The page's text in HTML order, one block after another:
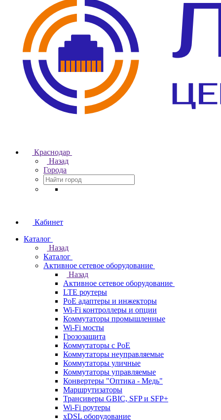
Краснодар
Назад
Города
Кабинет
Каталог
Назад
Каталог
Активное сетевое оборудование
Назад
Активное сетевое оборудование
LTE роутеры
PoE адаптеры и инжекторы
Wi-Fi контроллеры и опции
Коммутаторы промышленные
Wi-Fi мосты
Грозозащита
Коммутаторы c PoE
Коммутаторы неуправляемые
Коммутаторы уличные
Коммутаторы управляемые
Конвертеры "Оптика - Медь"
Маршрутизаторы
Трансиверы GBIC, SFP и SFP+
Wi-Fi роутеры
xDSL оборудование